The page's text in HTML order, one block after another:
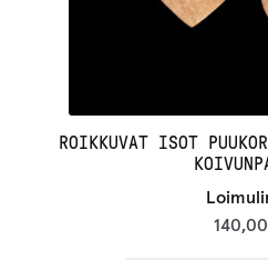
ROIKKUVAT ISOT
140,00